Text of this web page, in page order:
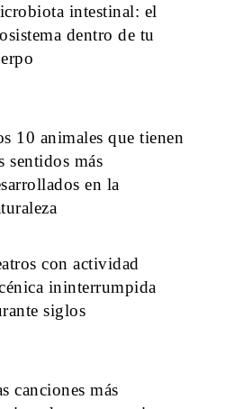
intestinal: el
dentro de tu
10 animales que tienen
sentidos más
en la
con actividad
ininterrumpida
siglos
canciones más